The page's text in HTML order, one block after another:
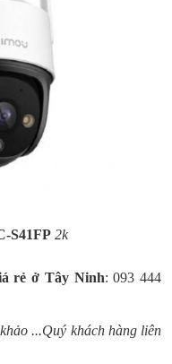
S41FP 2k
rẻ ở Tây Ninh: 093 444
...Quý khách hàng liên